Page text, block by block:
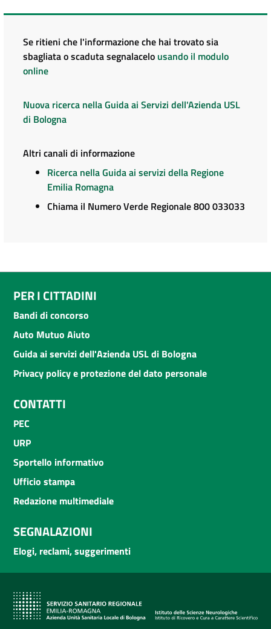
Se ritieni che l'informazione che hai trovato sia
sbagliata o scaduta segnalacelo usando il modulo
online
Nuova ricerca nella Guida ai Servizi dell'Azienda USL
di Bologna
Altri canali di informazione
Ricerca nella Guida ai servizi della Regione
Emilia Romagna
Chiama il Numero Verde Regionale 800 033033
PER I CITTADINI
Bandi di concorso
Auto Mutuo Aiuto
Guida ai servizi dell'Azienda USL di Bologna
Privacy policy e protezione del dato personale
CONTATTI
PEC
URP
Sportello informativo
Ufficio stampa
Redazione multimediale
SEGNALAZIONI
Elogi, reclami, suggerimenti